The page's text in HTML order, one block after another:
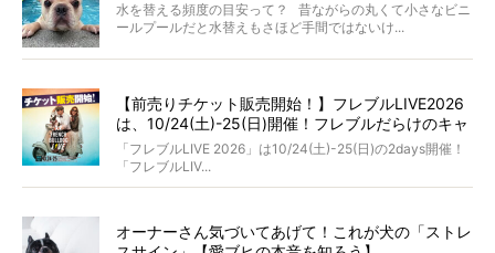
水を替える頻度の目安って？ 昔ながらの丸くて小さなビニ
ールプールだと水替えもさほど手間ではないけ...
【前売りチケット販売開始！】フレブルLIVE2026
は、10/24(土)-25(日)開催！フレブルだらけのキャ
ンプ・前夜祭・バスプランも新登場!?
「フレブルLIVE 2026」は10/24(土)-25(日)の2days開催！
「フレブルLIV...
オーナーさん気づいてあげて！これが犬の「ストレ